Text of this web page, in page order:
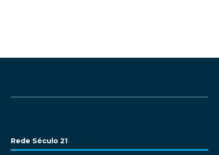
Rede Século 21